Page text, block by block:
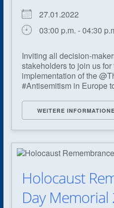
27.01.2022
03:00 p.m. - 04:30
Inviting all decision-
stakeholders to join us
implementation of the
#Antisemitism in Europe
WEITERE
Holocaust
Day Memorial